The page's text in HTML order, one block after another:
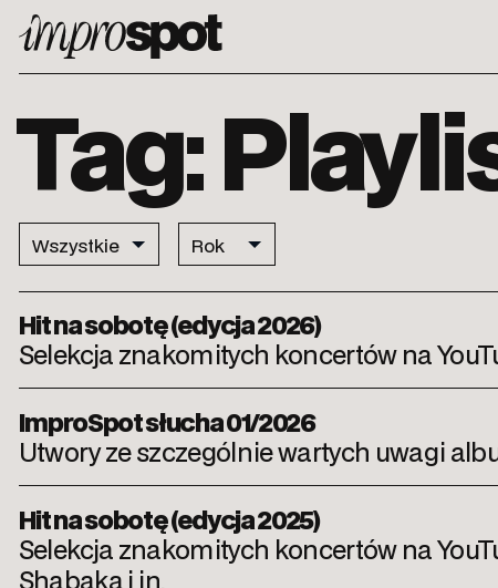
ImproSpot
Tag:
Hit na sobotę (edycja 2026)
Selekcja znakomitych koncertów na
ImproSpot słucha 01/2026
Utwory ze szczególnie wartych uwagi
Hit na sobotę (edycja 2025)
Selekcja znakomitych koncertów na
Shabaka i in.